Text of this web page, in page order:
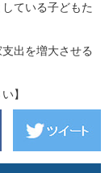
ている子どもた
出を増大させる
】